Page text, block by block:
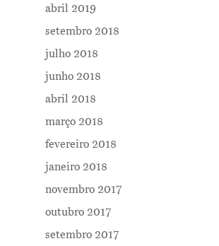
abril 2019
setembro 2018
julho 2018
junho 2018
abril 2018
março 2018
fevereiro 2018
janeiro 2018
novembro 2017
outubro 2017
setembro 2017